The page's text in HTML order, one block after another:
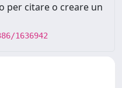
per citare o creare un
1636942